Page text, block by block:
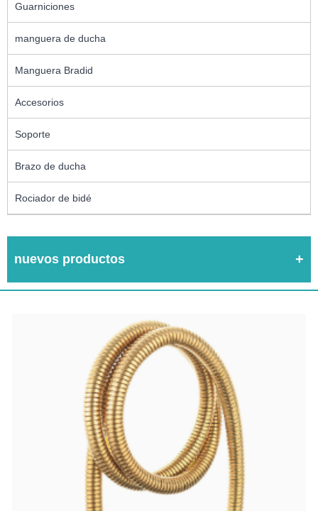
Guarniciones
manguera de ducha
Manguera Bradid
Accesorios
Soporte
Brazo de ducha
Rociador de bidé
nuevos productos